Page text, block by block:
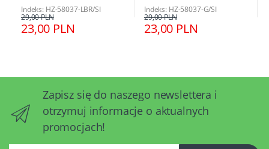
Indeks: HZ-58037-LBR/SI
23,00 PLN
29,00 PLN
Indeks: HZ-58037-G/SI
23,00 PLN
29,00 PLN
Zapisz się do naszego newslettera i
otrzymuj informacje o aktualnych
promocjach!